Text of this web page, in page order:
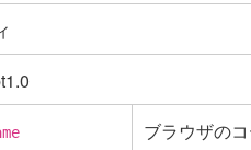
ブラウザの